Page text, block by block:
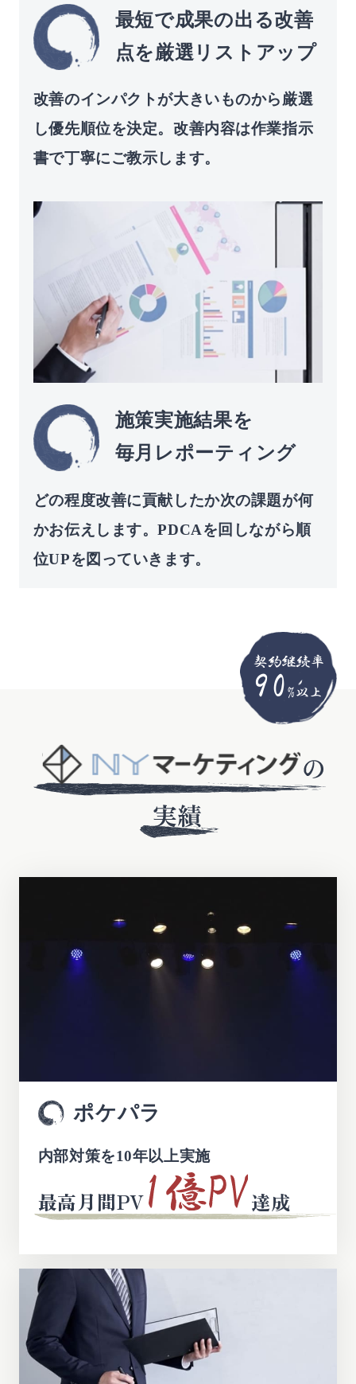
最短で成果の出る改善
点を厳選リストアップ
改善のインパクトが大きいものから厳選
し優先順位を決定。改善内容は作業指示
書で丁寧にご教⽰します。
施策実施結果を
毎月レポーティング
どの程度改善に貢献したか次の課題が何
かお伝えします。PDCAを回しながら順
位UPを図っていきます。
契約継続率
90%以上
ポケパラ
内部対策を10年以上実施
最高月間PV 達成